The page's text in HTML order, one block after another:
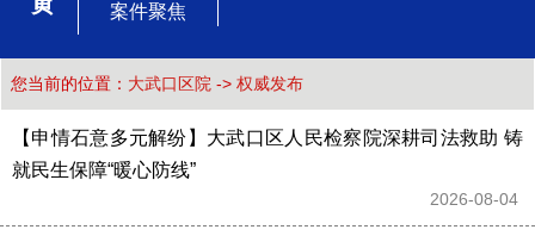
案件聚焦
您当前的位置： 大武口区院 -> 权威发布
【申情石意多元解纷】大武口区人民检察院深耕司法救助 铸
就民生保障“暖心防线”
2026-08-04